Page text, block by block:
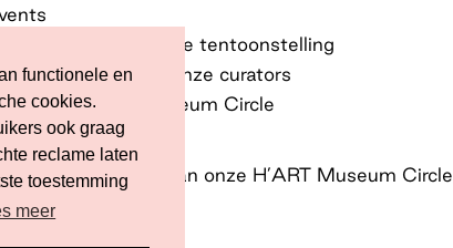
functionele en
cookies.
ook graag
reclame laten
toestemming
meer
openingen van de tentoonstelling
en lezingen door onze curators
voor H’ART Museum Circle
deel wil nemen aan onze H’ART Museum